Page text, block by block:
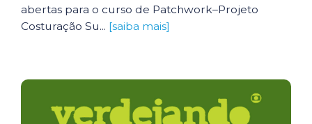
abertas para o curso de Patchwork–Projeto
Costuração Su... [saiba mais]